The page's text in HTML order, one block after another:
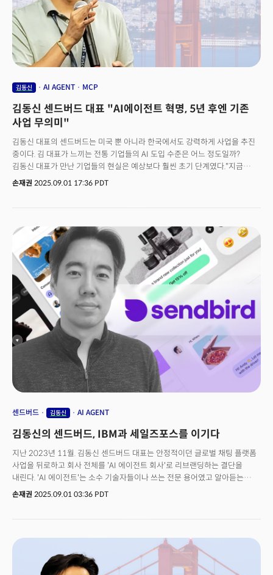
김동신 AI AGENT MCP
김동신 센드버드 대표 "AI에이전트 혁명, 5년 후엔 기존
사업 무의미"
김동신 대표의 센드버드는 미국 뿐 아니라 한국에서도 강력하게 사업을 추진
중이다. 김 대표가 느끼는 전통 기업들의 AI 도입 수준은 어느 정도일까?
김동신 대표가 만난 기업들의 현실은 예상보다 훨씬 초기 단계였다."지금
기업들의 AI 도입은 '김 과장, 가서 AI 좀 알아와 봐' 수준입니다" "야 김 과장,
대기업 회장님 몇 명이 설명할 수 있겠어요? 임원 몇명이 설명할 수
있겠어요?" 대부분 기업들에게 기본 동작 원리인 뉴럴 네트워크나 통계 예측
모델 개념을 설명해주면 굉장히 신기해할 정도로 반응한다.김동신 대표는
이를 과거 인터넷 초기와 비교한다. "마치 옛날에 인터넷이 어떻게 동작하는
거예요? 하면서 우리가 해외 사이트에 접속을 할 수 있다고하면 이게 말이 돼?
국제전화도 안걸고 할 수 있다고?하는 그런 느낌"이라고 말했다.이런
상황에서 센드버드의 역할은 명확했다. "우리는 그들을 안심시키고 실제
동작을 보여주는 것에서 가치를 만듭니다" 실제로 동작한다는 것을 보여주고
전문가를 믿으면 "당신의 커리어에 지장 없이 잘 검토해서 굉장히 똑똑하게
보이게 잘 도입할 수 있다"는 확신을 주는 것이 핵심이었다.
손재권 2025.09.01 17:36 PDT
센드버드 김동신 AI AGENT
김동신의 센드버드, IBM과 세일즈포스를 이기다
지난 2023년 11월. 김동신 센드버드 대표는 안정적이던 글로벌 채팅 플랫폼
사업을 뒤로하고 회사 전체를 'AI 에이전트 회사'로 리브랜딩하는 결단을
내린다. 'AI 에이전트'는 소수 기술자들이나 쓰는 전문 용어였고 알아듣는
사람도 없었다.거의 10년간 쌓아온 세계 1위 메시징 플랫폼 지위를 내려놓는
AI를 얼마큼 빨리 선제적으로 했냐가 사활을 좌지우지할 것입니다"그의
예측은 적중했다. 기업들에게 챗봇을 만들어주는 메시징 플랫폼을 사실상
버리고 AI 에이전트 회사로 '비즈니스 피봇' 후 검색(SEO) 점수가 일시
손재권 2025.09.01 03:36 PDT